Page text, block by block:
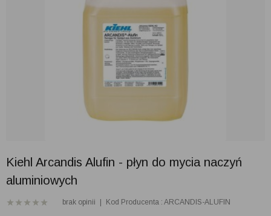
Kiehl Arcandis Alufin - płyn do mycia naczyń
aluminiowych
brak opinii Kod Producenta : ARCANDIS-ALUFIN